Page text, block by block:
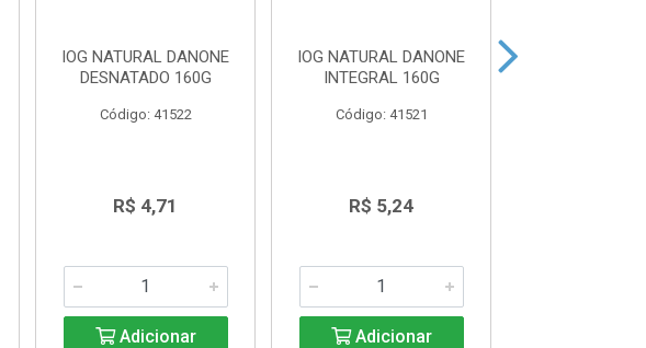
IOG NATURAL DANONE
DESNATADO 160G
Código: 41522
R$ 4,71
Adicionar
IOG NATURAL DANONE
INTEGRAL 160G
Código: 41521
R$ 5,24
Adicionar